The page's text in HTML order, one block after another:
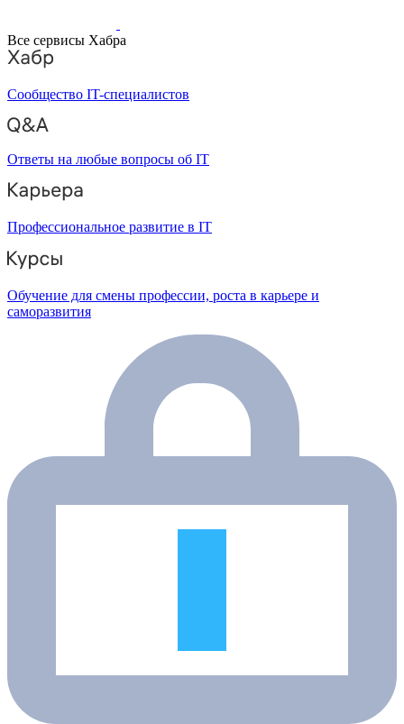
Все сервисы Хабра
Сообщество IT-специалистов
Ответы на любые вопросы об IT
Профессиональное развитие в IT
Обучение для смены профессии, роста в карьере и
саморазвития